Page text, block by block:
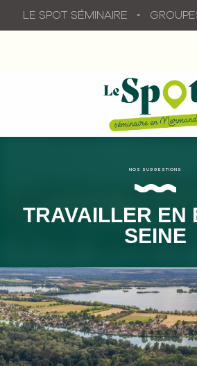
LE SPOT SÉMINAIRE
NOS SUGGESTIONS
TRAVAILLER EN
SEINE